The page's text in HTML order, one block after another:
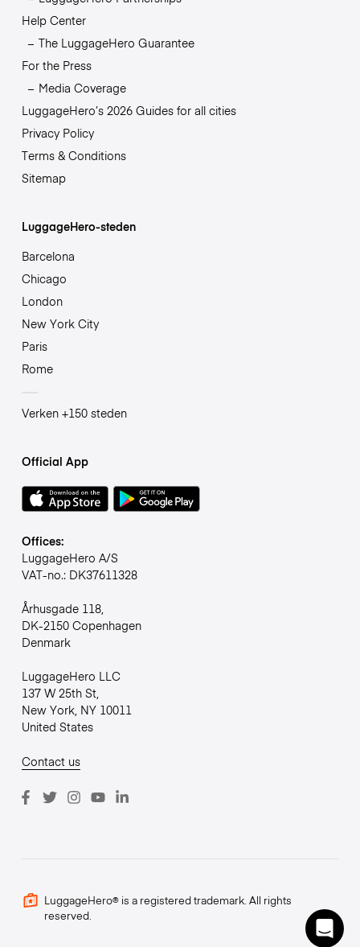
Help Center
The LuggageHero Guarantee
For the Press
Media Coverage
LuggageHero’s 2026 Guides for all cities
Privacy Policy
Terms & Conditions
Sitemap
LuggageHero-steden
Barcelona
Chicago
London
New York City
Paris
Rome
Verken +150 steden
Official App
Offices:
LuggageHero A/S
VAT-no.: DK37611328
Århusgade 118,
DK-2150 Copenhagen
Denmark
LuggageHero LLC
137 W 25th St,
New York, NY 10011
United States
Contact us
LuggageHero® is a registered trademark. All rights
reserved.